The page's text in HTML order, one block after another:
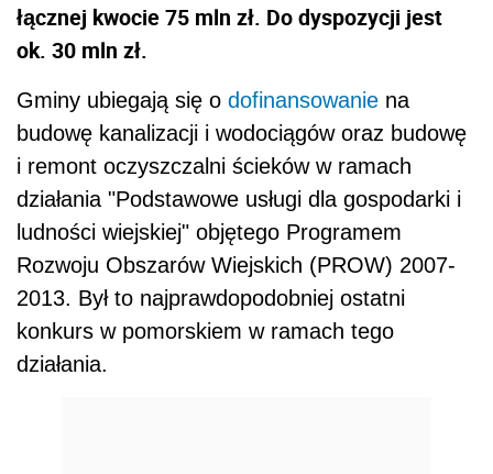
łącznej kwocie 75 mln zł. Do dyspozycji jest
ok. 30 mln zł.
Gminy ubiegają się o dofinansowanie na
budowę kanalizacji i wodociągów oraz budowę
i remont oczyszczalni ścieków w ramach
działania "Podstawowe usługi dla gospodarki i
ludności wiejskiej" objętego Programem
Rozwoju Obszarów Wiejskich (PROW) 2007-
2013. Był to najprawdopodobniej ostatni
konkurs w pomorskiem w ramach tego
działania.